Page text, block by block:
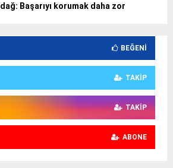
Başarıyı korumak daha zor
BEĞENI
TAKIP
TAKIP
ABONE